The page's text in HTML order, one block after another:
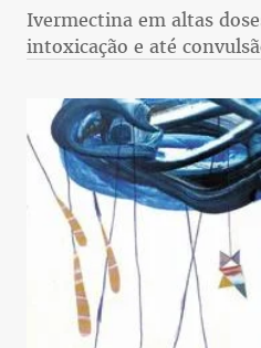
Ivermectina em altas
intoxicação e até